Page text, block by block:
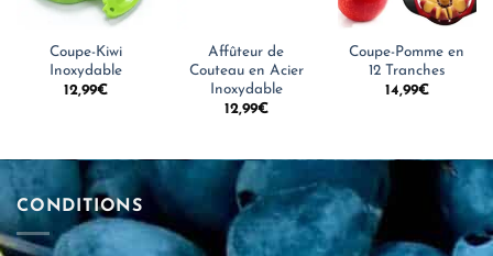
Coupe-Kiwi
Inoxydable
12,99€
Affûteur de
Couteau en Acier
Inoxydable
12,99€
Coupe-Pomme en
12 Tranches
14,99€
CONDITIONS